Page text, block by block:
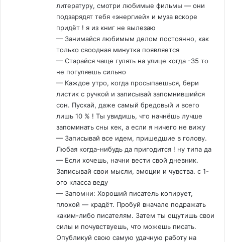
литературу, смотри любимые фильмы — они
подзарядят тебя «энергией» и муза вскоре
придёт ! я из книг не вылезаю
— Занимайся любимым делом постоянно, как
только своодная минутка появляется
— Старайся чаще гулять на улице когда -35 то
не погуляешь сильно
— Каждое утро, когда просыпаешься, бери
листик с ручкой и записывай запомнившийся
сон. Пускай, даже самый бредовый и всего
лишь 10 % ! Ты увидишь, что начнёшь лучше
запоминать сны кек, а если я ничего не вижу
— Записывай все идем, пришедшие в голову.
Любая когда-нибудь да пригодится ! ну типа да
— Если хочешь, начни вести свой дневник.
Записывай свои мысли, эмоции и чувства. с 1-
ого класса веду
— Запомни: Хороший писатель копирует,
плохой — крадёт. Пробуй вначале подражать
каким-либо писателям. Затем ты ощутишь свои
силы и почувствуешь, что можешь писать.
Опубликуй свою самую удачную работу на